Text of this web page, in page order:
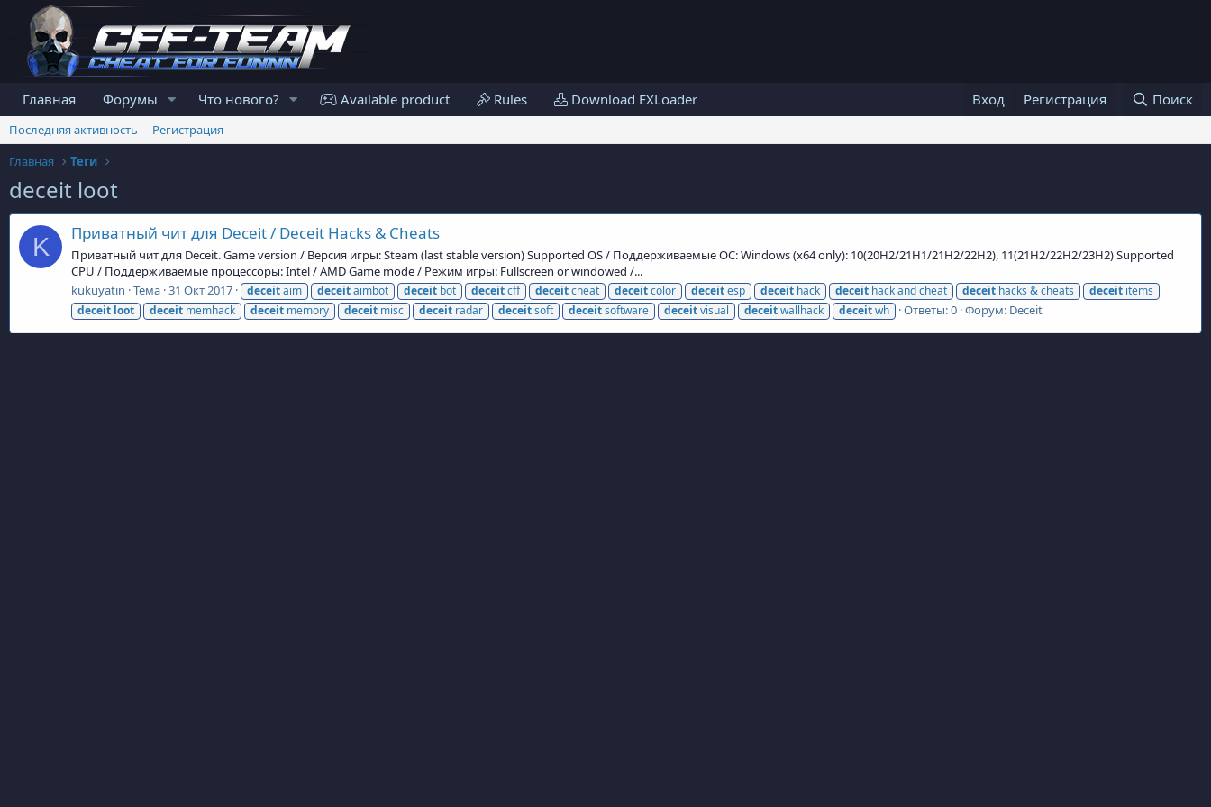
Главная Форумы Что нового? Available product Rules Download EXLoader Вход Регистрация Поиск
Последняя активность
Регистрация
Главная
Теги
deceit loot
K Приватный чит для Deceit / Deceit Hacks & Cheats
Приватный чит для Deceit. Game version / Версия игры: Steam (last stable version) Supported OS / Поддерживаемые ОС: Windows (x64 only): 10(20H2/21H1/21H2/22H2), 11(21H2/22H2/23H2) Supported
CPU / Поддерживаемые процессоры: Intel / AMD Game mode / Режим игры: Fullscreen or windowed /...
kukuyatin Тема 31 Окт 2017 deceitaim deceitaimbot deceit bot deceitcff deceitcheat deceitcolor deceitesp deceit hack deceit hack and cheat deceit hacks & cheats deceit items
deceit loot deceit memhack deceit memory deceit misc deceit radar deceitsoft deceitsoftware deceitvisual deceitwallhack deceitwh Ответы: 0 Форум: Deceit